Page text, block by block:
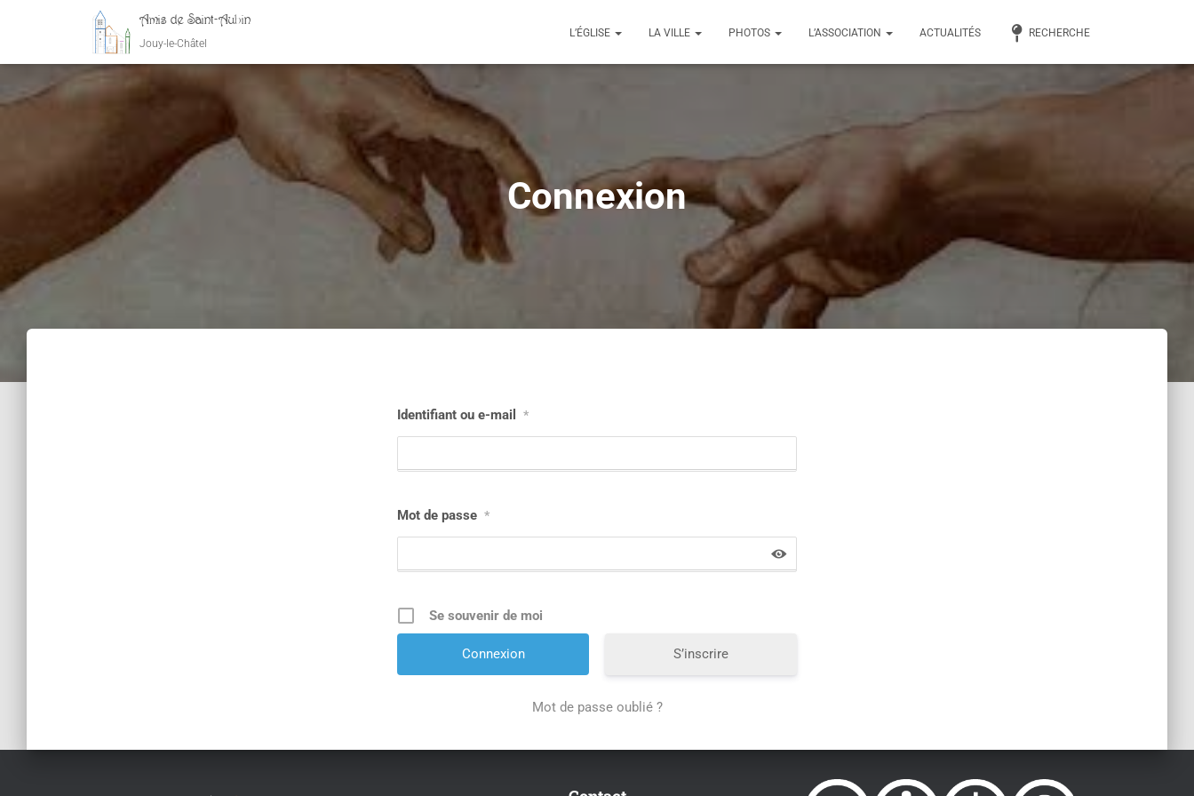
Amis de Saint-Aubin
Jouy-le-Châtel
L’ÉGLISE LA VILLE PHOTOS L’ASSOCIATION ACTUALITÉS RECHERCHE
Connexion
Identifiant ou e-mail *
Mot de passe *
Se souvenir de moi
S’inscrire
Mot de passe oublié ?